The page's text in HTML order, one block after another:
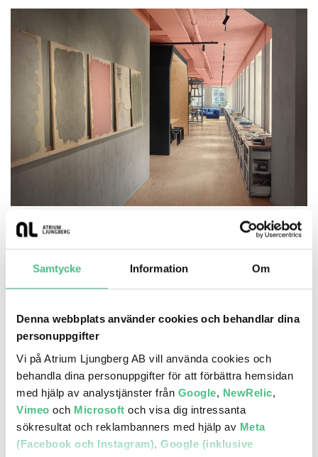
Samtycke Information Om
Denna webbplats använder cookies och behandlar dina
personuppgifter
Vi på Atrium Ljungberg AB vill använda cookies och
behandla dina personuppgifter för att förbättra hemsidan
med hjälp av analystjänster från Google, NewRelic,
Vimeo och Microsoft och visa dig intressanta
sökresultat och reklambanners med hjälp av Meta
(Facebook och Instagram), Google (inklusive
Tengboms nya arkitektkontor i
Hagastaden
Läs mer här